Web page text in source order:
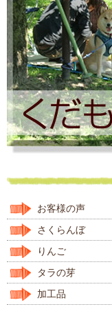
お客様の声
さくらんぼ
りんご
タラの芽
加工品